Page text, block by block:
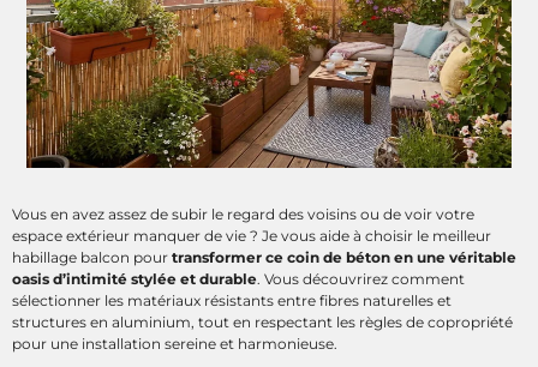
Vous en avez assez de subir le regard des voisins ou de voir votre
espace extérieur manquer de vie ? Je vous aide à choisir le meilleur
habillage balcon pour transformer ce coin de béton en une véritable
oasis d’intimité stylée et durable. Vous découvrirez comment
sélectionner les matériaux résistants entre fibres naturelles et
structures en aluminium, tout en respectant les règles de copropriété
pour une installation sereine et harmonieuse.